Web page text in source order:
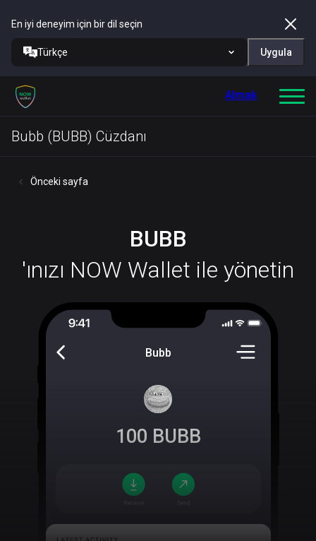
En iyi deneyim için bir dil seçin
Türkçe Uygula
Almak
Bubb (BUBB) Cüzdanı
Önceki sayfa
BUBB
'ınızı NOW Wallet ile yönetin
Bubb
100 BUBB